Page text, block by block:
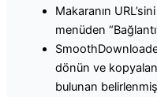
Makaranın
menüden
dönün ve
bulunan